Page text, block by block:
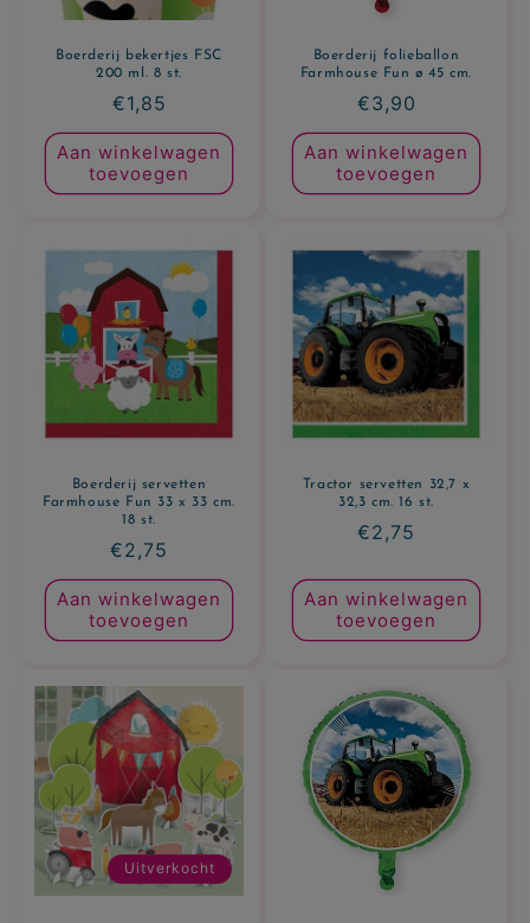
Boerderij bekertjes FSC
200 ml. 8 st.
Normale
prijs
€1,85
Aan winkelwagen
toevoegen
Boerderij folieballon
Farmhouse Fun ø 45 cm.
Normale
prijs
€3,90
Aan winkelwagen
toevoegen
Boerderij servetten
Farmhouse Fun 33 x 33 cm.
18 st.
Normale
prijs
€2,75
Aan winkelwagen
toevoegen
Tractor servetten 32,7 x
32,3 cm. 16 st.
Normale
€2,75
Aan winkelwagen
toevoegen
Uitverkocht